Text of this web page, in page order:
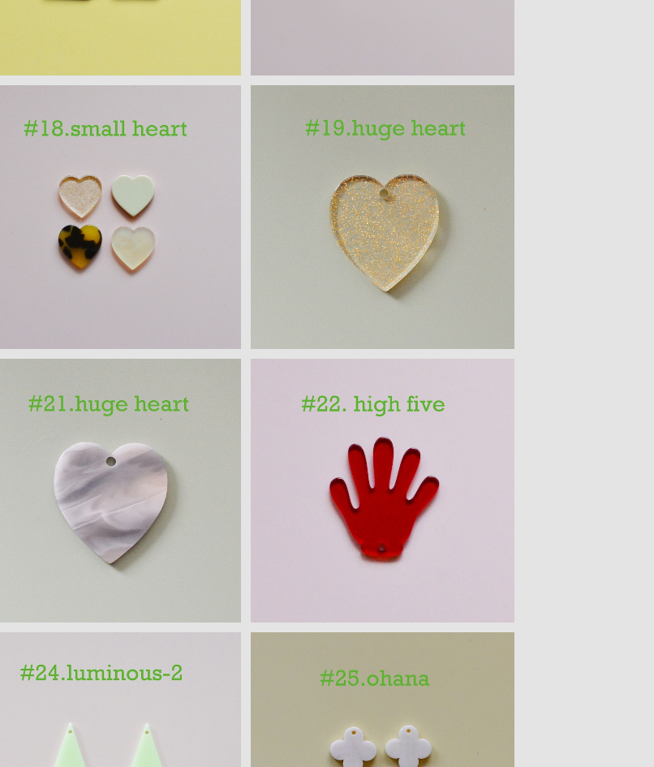
ハートモチーフ アクリルパーツ(S) ４PCS
¥300
ハートモチーフ アクリルパーツ(L)
¥300
ハートモチーフ アクリルパーツ(L)
¥300
ハンドモチーフ アクリルパーツ
三角モチーフ 蓄光アクリルパーツ 2PCS お花モチーフ アクリルパーツ(S) 4PCS